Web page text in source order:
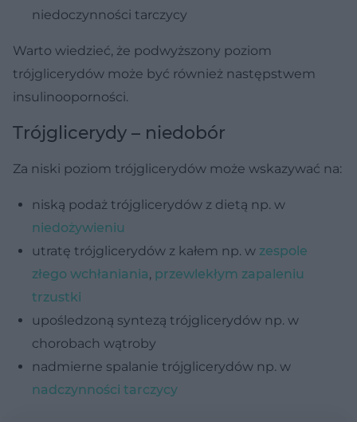
niedoczynności tarczycy
Warto wiedzieć, że podwyższony poziom
trójglicerydów może być również następstwem
insulinooporności.
Trójglicerydy – niedobór
Za niski poziom trójglicerydów może wskazywać na:
niską podaż trójglicerydów z dietą np. w
niedożywieniu
utratę trójglicerydów z kałem np. w zespole
złego wchłaniania, przewlekłym zapaleniu
trzustki
upośledzoną syntezą trójglicerydów np. w
chorobach wątroby
nadmierne spalanie trójglicerydów np. w
nadczynności tarczycy